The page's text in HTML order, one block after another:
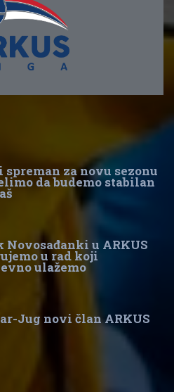
spreman za novu sezonu
da budemo stabilan
Novosađanki u ARKUS
u rad koji
ulažemo
Jug novi član ARKUS